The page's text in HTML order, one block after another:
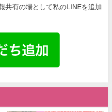
共有の場として私のLINEを追加